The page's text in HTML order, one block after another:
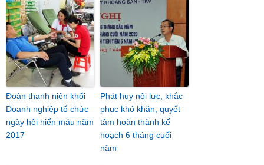
Đoàn thanh niên khối
Doanh nghiệp tổ chức
ngày hội hiến máu năm
2017
Phát huy nội lực, khắc
phục khó khăn, quyết
tâm hoàn thành kế
hoạch 6 tháng cuối
năm